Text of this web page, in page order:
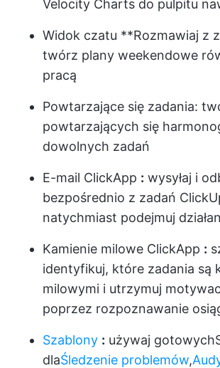
Velocity Charts do pulpitu
Widok czatu **Rozmawiaj z
twórz plany weekendowe
pracą
Powtarzające się zadania:
powtarzających się
dowolnych zadań
E-mail ClickApp : wysyłaj i
bezpośrednio z zadań
natychmiast podejmuj
Kamienie milowe ClickApp :
identyfikuj, które zadania są
milowymi i utrzymuj
poprzez rozpoznawanie
Szablony : używaj gotowych
dlaŚledzenie problemów,